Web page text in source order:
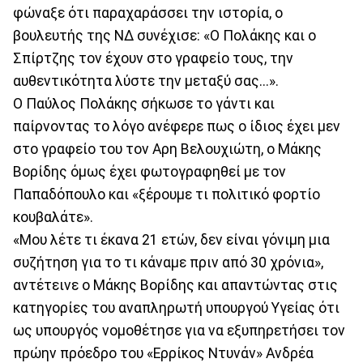
φώναξε ότι παραχαράσσει την ιστορία, ο
βουλευτής της ΝΔ συνέχισε: «Ο Πολάκης και ο
Σπίρτζης τον έχουν στο γραφείο τους, την
αυθεντικότητα λύστε την μεταξύ σας...».
Ο Παύλος Πολάκης σήκωσε το γάντι και
παίρνοντας το λόγο ανέφερε πως ο ίδιος έχει μεν
στο γραφείο του τον Αρη Βελουχιώτη, ο Μάκης
Βορίδης όμως έχει φωτογραφηθεί με τον
Παπαδόπουλο και «ξέρουμε τι πολιτικό φορτίο
κουβαλάτε».
«Μου λέτε τι έκανα 21 ετών, δεν είναι γόνιμη μια
συζήτηση για το τι κάναμε πριν από 30 χρόνια»,
αντέτεινε ο Μάκης Βορίδης και απαντώντας στις
κατηγορίες του αναπληρωτή υπουργού Υγείας ότι
ως υπουργός νομοθέτησε για να εξυπηρετήσει τον
πρώην πρόεδρο του «Ερρίκος Ντυνάν» Ανδρέα